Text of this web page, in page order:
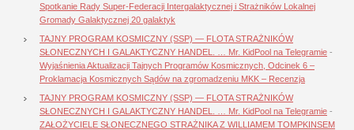
Spotkanie Rady Super-Federacji Intergalaktycznej i Strażników Lokalnej
Gromady Galaktycznej 20 galaktyk
TAJNY PROGRAM KOSMICZNY (SSP) — FLOTA STRAŻNIKÓW
SŁONECZNYCH I GALAKTYCZNY HANDEL. … Mr. KidPool na Telegramie -
Wyjaśnienia Aktualizacji Tajnych Programów Kosmicznych, Odcinek 6 –
Proklamacja Kosmicznych Sądów na zgromadzeniu MKK – Recenzja
TAJNY PROGRAM KOSMICZNY (SSP) — FLOTA STRAŻNIKÓW
SŁONECZNYCH I GALAKTYCZNY HANDEL. … Mr. KidPool na Telegramie -
ZAŁOŻYCIELE SŁONECZNEGO STRAŻNIKA Z WILLIAMEM TOMPKINSEM